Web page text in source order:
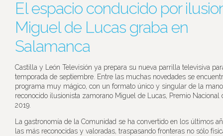
El espacio conducido por
Miguel de Lucas graba en
Salamanca
Castilla y León Televisión ya prepara su nueva parrilla televisiva
temporada de septiembre. Entre las muchas novedades se
programa muy mágico, con un formato único y singular de la
reconocido ilusionista zamorano Miguel de Lucas, Premio Nacional
2019.
La gastronomía de la Comunidad se ha convertido en los últimos
las más reconocidas y valoradas, traspasando fronteras no sólo